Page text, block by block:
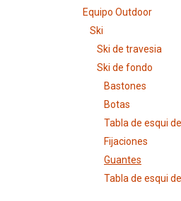
Equipo Outdoor
Ski
Ski de travesia
Ski de fondo
Bastones
Botas
Tabla de esqui
Fijaciones
Guantes
Tabla de esqui